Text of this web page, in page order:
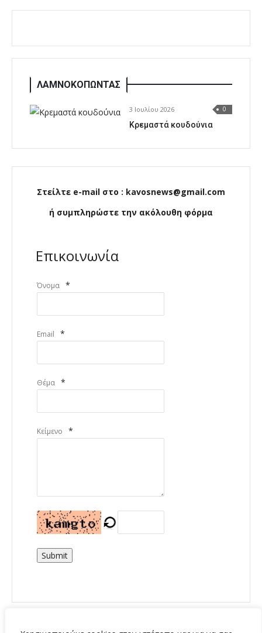
ΛΑΜΝΟΚΟΠΩΝΤΑΣ
3 Ιουλίου 2026 0
Κρεμαστά κουδούνια
Στείλτε e-mail στο : kavosnews@gmail.com
ή συμπληρώστε την ακόλουθη φόρμα
Επικοινωνία
Όνομα *
Email *
Θέμα *
Κείμενο *
Submit